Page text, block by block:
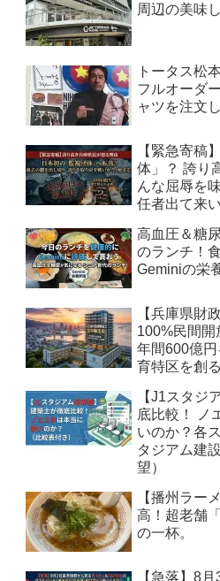
周辺の美味
トータス松
フルオーダ
ャツを注文
【緊急寄稿
体」？ 誇り
んな屈辱を
任者出て来い
高血圧＆糖
のランチ！
Geminiの栄
【兵庫県財
100%民間
年間600億
育特区を創
【J1スタジ
底比較！ ノ
いのか？各
タジアム建
望）
【播州ラー
高！超老舗
の一杯。
【急落】8